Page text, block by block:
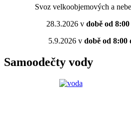
Svoz velkoobjemových a
28.3.2026 vdobě od 8:00
5.9.2026 vdobě od 8:00
Samoodečty vody